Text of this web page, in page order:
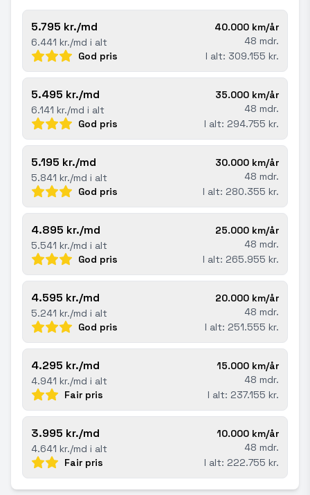
5.795 kr./md
6.441 kr./md i alt
40.000 km/år
48 mdr.
God pris
I alt: 309.155 kr.
5.495 kr./md
6.141 kr./md i alt
35.000 km/år
48 mdr.
God pris
I alt: 294.755 kr.
5.195 kr./md
5.841 kr./md i alt
30.000 km/år
48 mdr.
God pris
I alt: 280.355 kr.
4.895 kr./md
5.541 kr./md i alt
25.000 km/år
48 mdr.
God pris
I alt: 265.955 kr.
4.595 kr./md
5.241 kr./md i alt
20.000 km/år
48 mdr.
God pris
I alt: 251.555 kr.
4.295 kr./md
4.941 kr./md i alt
15.000 km/år
48 mdr.
Fair pris
I alt: 237.155 kr.
3.995 kr./md
4.641 kr./md i alt
10.000 km/år
48 mdr.
Fair pris
I alt: 222.755 kr.